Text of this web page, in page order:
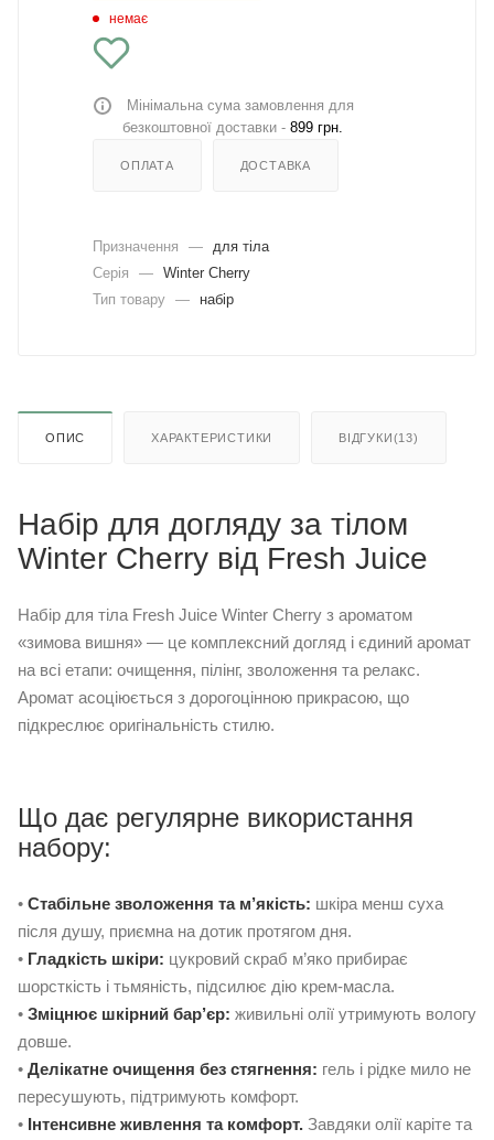
немає
Мінімальна сума замовлення для
безкоштовної доставки - 899 грн.
ОПЛАТА ДОСТАВКА
Призначення —
для тіла
Серія
— Winter Cherry
Тип товару — набір
ОПИС ХАРАКТЕРИСТИКИ ВІДГУКИ(13)
Набір для догляду за тілом
Winter Cherry від Fresh Juice
Набір для тіла Fresh Juice Winter Cherry з ароматом
«зимова вишня» — це комплексний догляд і єдиний аромат
на всі етапи: очищення, пілінг, зволоження та релакс.
Аромат асоціюється з дорогоцінною прикрасою, що
підкреслює оригінальність стилю.
Що дає регулярне використання
набору:
• Стабільне зволоження та м’якість: шкіра менш суха
після душу, приємна на дотик протягом дня.
• Гладкість шкіри: цукровий скраб м’яко прибирає
шорсткість і тьмяність, підсилює дію крем-масла.
• Зміцнює шкірний бар’єр: живильні олії утримують вологу
довше.
• Делікатне очищення без стягнення: гель і рідке мило не
пересушують, підтримують комфорт.
• Інтенсивне живлення та комфорт. Завдяки олії каріте та